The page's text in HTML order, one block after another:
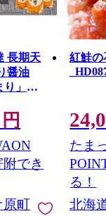
長期天
醤油
」
円
でき
原町
紅鮭の
たま
る！
北海